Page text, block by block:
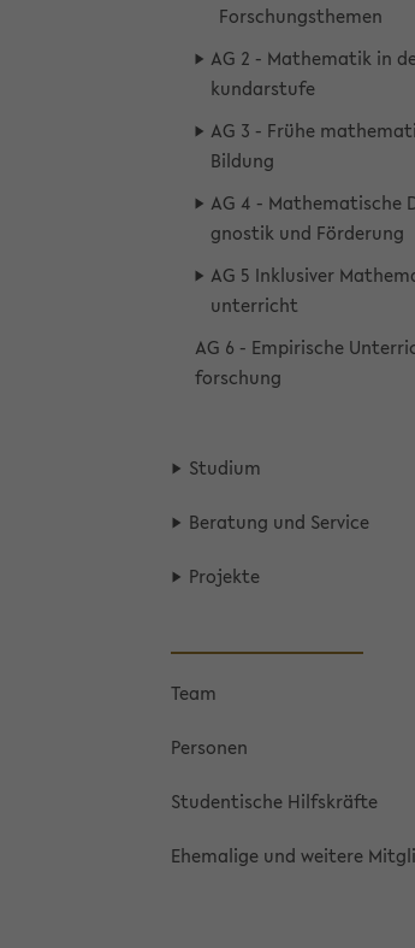
For­schungs­the­men
AG 2 - Ma­the­ma­tik in
kun­dar­stu­fe
AG 3 - Frühe
Bil­dung
AG 4 - Ma­the­ma­ti­sche
gnos­tik und För­de­rung
AG 5 In­klu­si­ver
un­ter­richt
AG 6 - Em­pi­ri­sche
for­schung
Stu­di­um
Be­ra­tung und Ser­vice
Pro­jek­te
Team
Per­so­nen
Stu­den­ti­sche Hilfs­kräf­te
Ehe­ma­li­ge und wei­te­re